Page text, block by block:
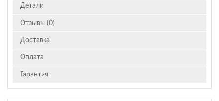
Детали
Отзывы (0)
Доставка
Оплата
Гарантия